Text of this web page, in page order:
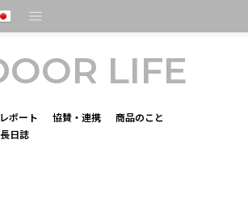
LIFE
ポート 協賛・連携
商品のこと
日誌